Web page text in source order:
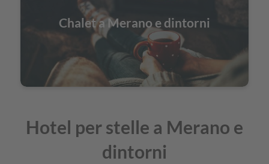
Chalet a Merano e dintorni
Hotel per stelle a Merano e
dintorni